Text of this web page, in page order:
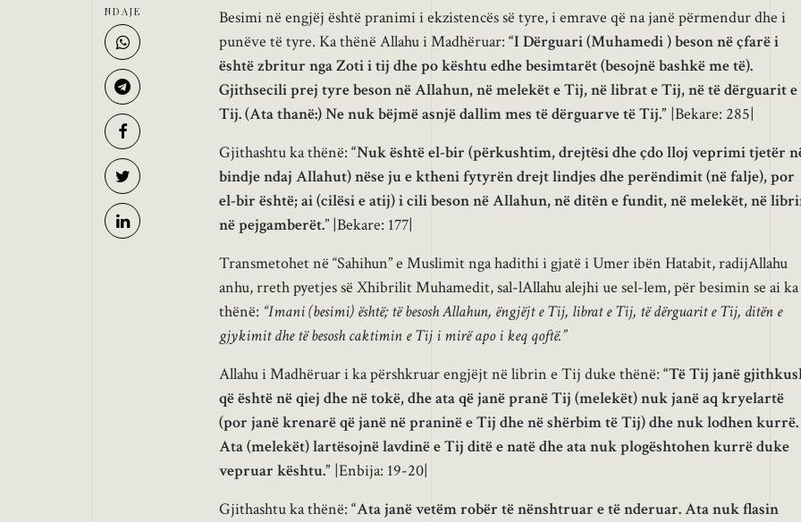
Besimi në engjëj është pranimi i ekzistencës së tyre, i emrave që na janë përmendur dhe i
punëve të tyre. Ka thënë Allahu i Madhëruar: “I Dërguari (Muhamedi ) beson në çfarë i
është zbritur nga Zoti i tij dhe po kështu edhe besimtarët (besojnë bashkë me të).
Gjithsecili prej tyre beson në Allahun, në melekët e Tij, në librat e Tij, në të dërguarit e
Tij. (Ata thanë:) Ne nuk bëjmë asnjë dallim mes të dërguarve të Tij.” |Bekare: 285|
Gjithashtu ka thënë: “Nuk është el-bir (përkushtim, drejtësi dhe çdo lloj veprimi tjetër
bindje ndaj Allahut) nëse ju e ktheni fytyrën drejt lindjes dhe perëndimit (në falje), por
el-bir është; ai (cilësi e atij) i cili beson në Allahun, në ditën e fundit, në melekët, në
në pejgamberët.” |Bekare: 177|
Transmetohet në “Sahihun” e Muslimit nga hadithi i gjatë i Umer ibën Hatabit, radijAllahu
anhu, rreth pyetjes së Xhibrilit Muhamedit, sal-lAllahu alejhi ue sel-lem, për besimin se ai ka
thënë: “Imani (besimi) është; të besosh Allahun, ëngjëjt e Tij, librat e Tij, të dërguarit e Tij, ditën e
gjykimit dhe të besosh caktimin e Tij i mirë apo i keq qoftë.”
Allahu i Madhëruar i ka përshkruar engjëjt në librin e Tij duke thënë: “Të Tij janë
që është në qiej dhe në tokë, dhe ata që janë pranë Tij (melekët) nuk janë aq kryelartë
(por janë krenarë që janë në praninë e Tij dhe në shërbim të Tij) dhe nuk lodhen kurrë.
Ata (melekët) lartësojnë lavdinë e Tij ditë e natë dhe ata nuk plogështohen kurrë duke
vepruar kështu.” |Enbija: 19-20|
Gjithashtu ka thënë: “Ata janë vetëm robër të nënshtruar e të nderuar. Ata nuk flasin
NDAJE